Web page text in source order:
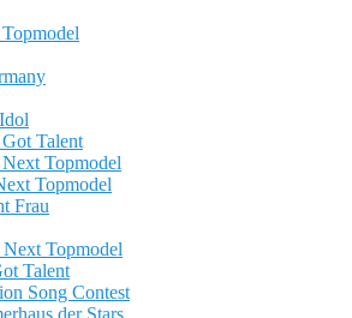
Talent
Next Topmodel
Topmodel
Frau
Next Topmodel
Talent
Song Contest
der Stars